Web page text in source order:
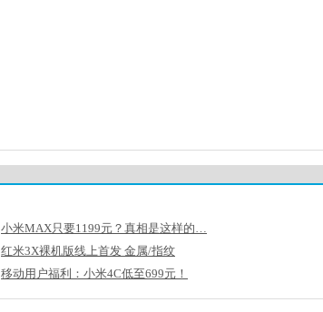
小米MAX只要1199元？真相是这样的…
红米3X裸机版线上首发 金属/指纹
移动用户福利：小米4C低至699元！